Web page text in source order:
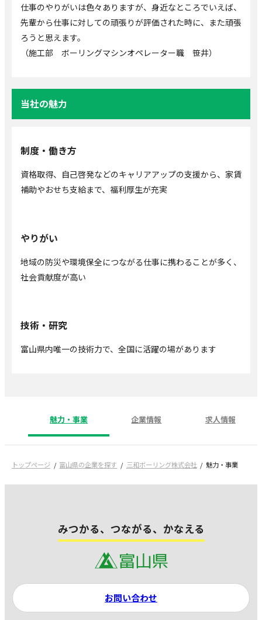
仕事のやりがいは色々ありますが、身近なところでいえば、
先輩から仕事に対しての頑張りが評価された時に、また頑張
ろうと思えます。
（施工部 ボーリングマシンオペレーター職 笹井）
当社の魅力
制度・働き方
資格取得、自己啓発などのキャリアアップの支援から、家賃
補助やおせち支給まで、福利厚生が充実
やりがい
地域の防災や環境保全につながる仕事に携わることが多く、
社会貢献度が高い
技術・研究
富山県内唯一の技術力で、全国に活躍の場があります
魅力・事業 企業情報 求人情報
トップページ 富山県の企業を探す 三和ボーリング株式会社 魅力・事業
みつかる、つながる、かなえる
お問い合わせ